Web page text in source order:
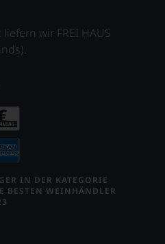
wir FREI HAUS
IN DER KATEGORIE
BESTEN WEINHÄNDLER